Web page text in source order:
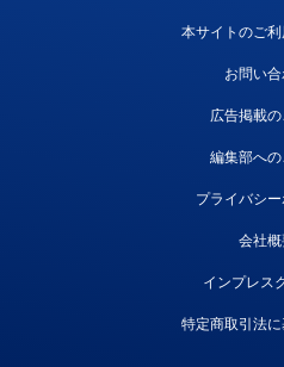
本サイトのご
お問い
広告掲載
編集部へ
プライバシ
会社
インプレス
特定商取引法